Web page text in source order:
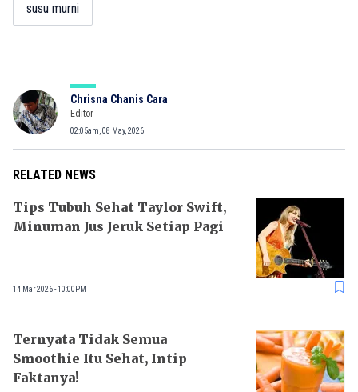
susu murni
Chrisna Chanis Cara
Editor
02:05am, 08 May, 2026
RELATED NEWS
Tips Tubuh Sehat Taylor Swift,
Minuman Jus Jeruk Setiap Pagi
14 Mar 2026 - 10:00PM
Ternyata Tidak Semua
Smoothie Itu Sehat, Intip
Faktanya!